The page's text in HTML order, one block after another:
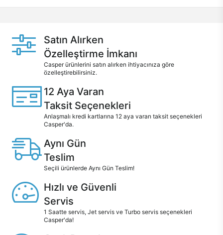
Satın Alırken
Özelleştirme İmkanı
Casper ürünlerini satın alırken ihtiyacınıza göre
özelleştirebilirsiniz.
12 Aya Varan
Taksit Seçenekleri
Anlaşmalı kredi kartlarına 12 aya varan taksit seçenekleri
Casper'da.
Aynı Gün
Teslim
Seçili ürünlerde Aynı Gün Teslim!
Hızlı ve Güvenli
Servis
1 Saatte servis, Jet servis ve Turbo servis seçenekleri
Casper'da!